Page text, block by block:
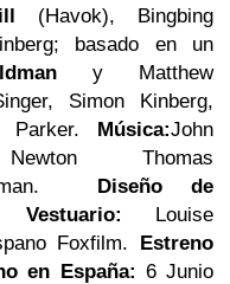
(Havok), Bingbing
basado en un
y Matthew
Simon Kinberg,
Parker. Música:John
Thomas
Diseño de
Vestuario: Louise
Foxfilm. Estreno
en España: 6 Junio